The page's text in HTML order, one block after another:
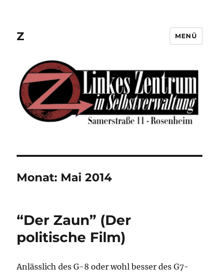
Z MENÜ
Monat: Mai 2014
“Der Zaun” (Der
politische Film)
Anlässlich des G-8 oder wohl besser des G7-